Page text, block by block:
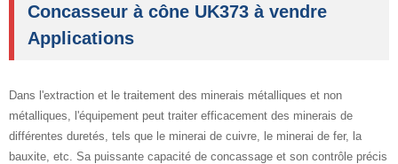
Concasseur à cône UK373 à vendre
Applications
Dans l'extraction et le traitement des minerais métalliques et non
métalliques, l'équipement peut traiter efficacement des minerais de
différentes duretés, tels que le minerai de cuivre, le minerai de fer, la
bauxite, etc. Sa puissante capacité de concassage et son contrôle précis